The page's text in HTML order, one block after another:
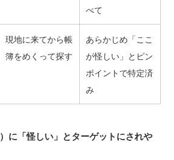
べて
現地に来てから帳
簿をめくって探す
あらかじめ「ここ
が怪しい」とピン
ポイントで特定済
み
）に「怪しい」とターゲットにされや